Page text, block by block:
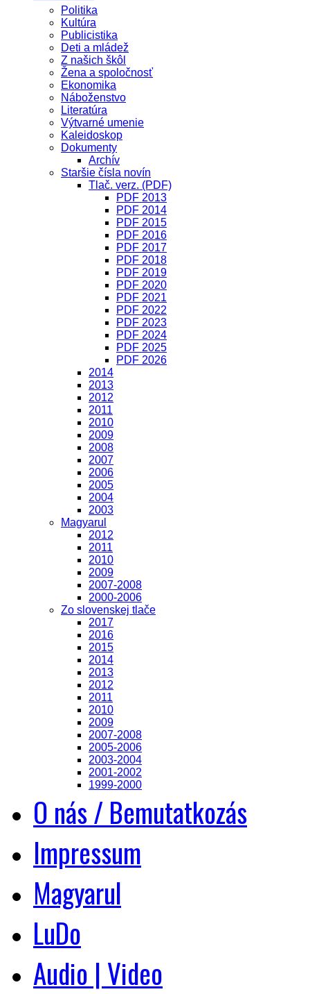
Politika
Kultúra
Publicistika
Deti a mládež
Z našich škôl
Žena a spoločnosť
Ekonomika
Náboženstvo
Literatúra
Výtvarné umenie
Kaleidoskop
Dokumenty
Archív
Staršie čísla novín
Tlač. verz. (PDF)
PDF 2013
PDF 2014
PDF 2015
PDF 2016
PDF 2017
PDF 2018
PDF 2019
PDF 2020
PDF 2021
PDF 2022
PDF 2023
PDF 2024
PDF 2025
PDF 2026
2014
2013
2012
2011
2010
2009
2008
2007
2006
2005
2004
2003
Magyarul
2012
2011
2010
2009
2007-2008
2000-2006
Zo slovenskej tlače
2017
2016
2015
2014
2013
2012
2011
2010
2009
2007-2008
2005-2006
2003-2004
2001-2002
1999-2000
O nás / Bemutatkozás
Impressum
Magyarul
LuDo
Audio | Video